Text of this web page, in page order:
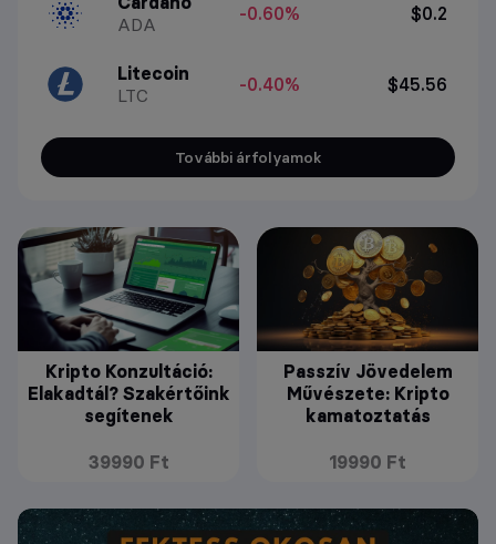
ADA
-0.60% $0.2
Litecoin
LTC
-0.40% $45.56
További árfolyamok
Kripto Konzultáció:
Elakadtál? Szakértőink
segítenek
39990 Ft
Passzív Jövedelem
Művészete: Kripto
kamatoztatás
19990 Ft